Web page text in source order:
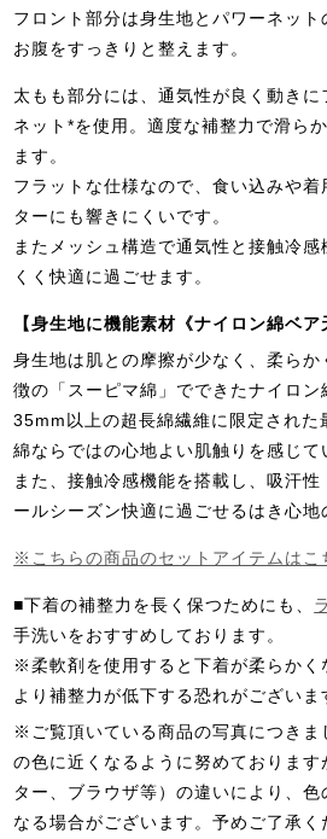
フロント部分は身生地とパワーネッ
お腹をすっきりと整えます。
太もも部分には、通気性が良く動き
ネット*を使用。適度な補整力で滑ら
ます。
フラットな仕様なので、食い込みや着
ターにも響きにくいです。
またメッシュ構造で通気性と接触冷
くく快適に過ごせます。
【身生地に機能素材《ナイロン綿ベア
身生地は肌との摩擦が少なく、柔ら
徴の「スーピマ綿」でできたナイロン
35mm以上の超長綿繊維に限定された
綿ならではの心地よい肌触りを感じて
また、接触冷感機能を搭載し、吸汗
ールシーズン快適に過ごせるはき心地
※こちらの商品のセットアイテムはこ
■下着の補整力を長く保つためにも、
手洗いをおすすめしております。
※柔軟剤を使用すると下着が柔らかく
より補整力が低下する恐れがございま
※ご覧頂いている商品の写真につきま
の色に近くなるように努めております
ター、ブラウザ等）の違いにより、
なる場合がございます。予めご了承く